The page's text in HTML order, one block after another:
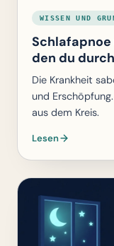
WISSEN UND
den du
Die Krankheit
und
aus dem Kreis.
Lesen